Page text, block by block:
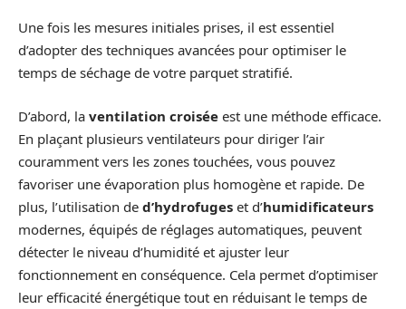
Une fois les mesures initiales prises, il est essentiel
d’adopter des techniques avancées pour optimiser le
temps de séchage de votre parquet stratifié.
D’abord, la ventilation croisée est une méthode efficace.
En plaçant plusieurs ventilateurs pour diriger l’air
couramment vers les zones touchées, vous pouvez
favoriser une évaporation plus homogène et rapide. De
plus, l’utilisation de d’hydrofuges et d’humidificateurs
modernes, équipés de réglages automatiques, peuvent
détecter le niveau d’humidité et ajuster leur
fonctionnement en conséquence. Cela permet d’optimiser
leur efficacité énergétique tout en réduisant le temps de